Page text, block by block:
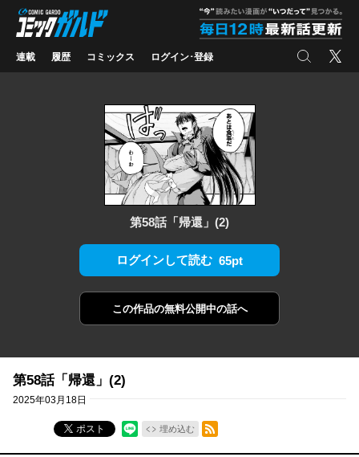
コミックガルド
連載 履歴 コミックス ログイン･登録 検索 X
第58話「帰還」(2)
ログインして読む 65pt
この作品の無料公開中の話へ
第58話「帰還」(2)
2025年03月18日
ポスト 埋め込む
RSSフィード